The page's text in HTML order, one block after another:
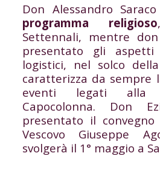
Don Alessandro
programma religioso
Settennali, mentre
presentato gli aspetti
logistici, nel solco
caratterizza da sempre
eventi legati alla
Capocolonna. Don
presentato il
Vescovo Giuseppe
svolgerà il 1° maggio a